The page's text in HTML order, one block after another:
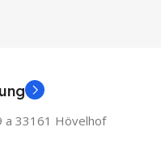
a 33161 Hövelhof